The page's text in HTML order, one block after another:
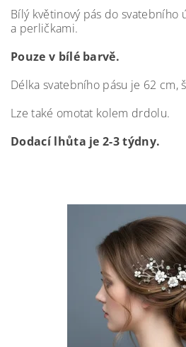
Bílý květinový pás do svatebního
a perličkami.
Pouze v bílé barvě.
Délka svatebního pásu je 62 cm,
Lze také omotat kolem drdolu.
Dodací lhůta je 2-3 týdny.